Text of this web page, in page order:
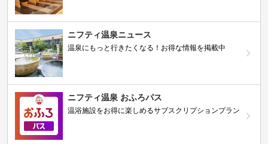
ニフティ温泉ニュース
温泉にもっと行きたくなる！お得な情報を掲載中
ニフティ温泉 おふろパス
温浴施設をお得に楽しめるサブスクリプションプラン